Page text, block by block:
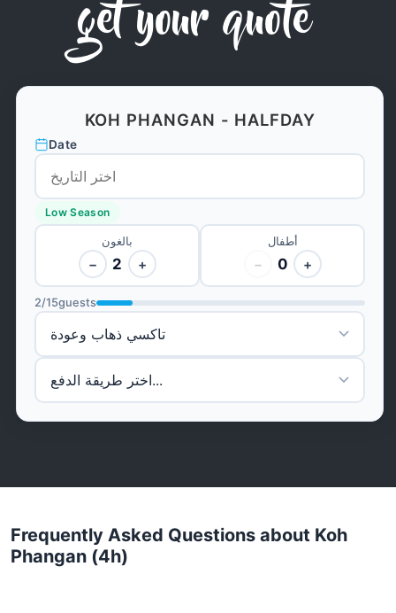
get your quote
KOH PHANGAN - HALFDAY
Date
Low Season
بالغون
− 2 +
أطفال
− 0 +
2/15guests
Frequently Asked Questions about Koh
Phangan (4h)